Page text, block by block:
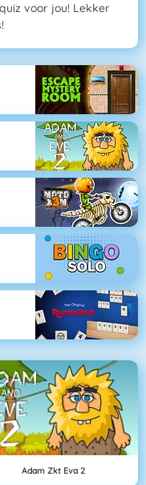
voor jou! Lekker
Adam Zkt Eva 2